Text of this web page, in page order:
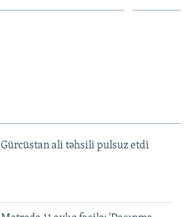
Gürcüstan ali təhsili pulsuz etdi